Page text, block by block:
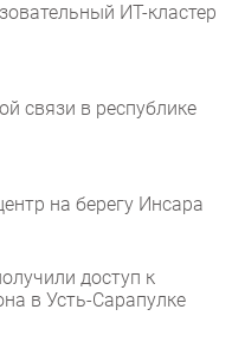
ИТ-кластер
связи в республике
на берегу Инсара
доступ к
в Усть-Сарапулке